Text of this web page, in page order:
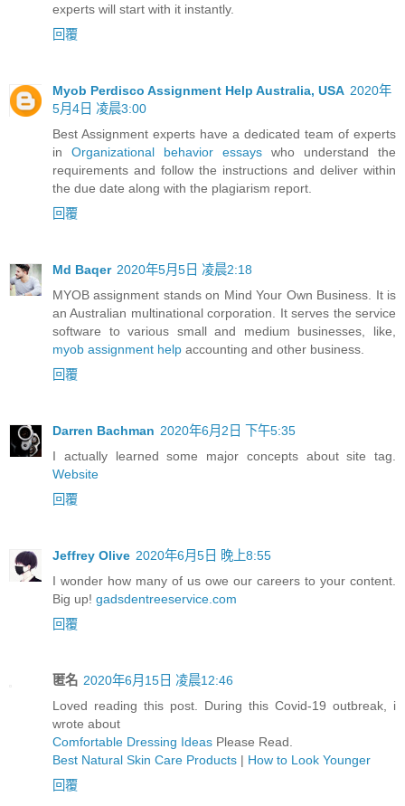
experts will start with it instantly.
回覆
Myob Perdisco Assignment Help Australia, USA 2020年
5月4日 凌晨3:00
Best Assignment experts have a dedicated team of experts
in Organizational behavior essays who understand the
requirements and follow the instructions and deliver within
the due date along with the plagiarism report.
回覆
Md Baqer 2020年5月5日 凌晨2:18
MYOB assignment stands on Mind Your Own Business. It is
an Australian multinational corporation. It serves the service
software to various small and medium businesses, like,
myob assignment help accounting and other business.
回覆
Darren Bachman 2020年6月2日 下午5:35
I actually learned some major concepts about site tag.
Website
回覆
Jeffrey Olive 2020年6月5日 晚上8:55
I wonder how many of us owe our careers to your content.
Big up! gadsdentreeservice.com
回覆
匿名 2020年6月15日 凌晨12:46
Loved reading this post. During this Covid-19 outbreak, i
wrote about
Comfortable Dressing Ideas Please Read.
Best Natural Skin Care Products | How to Look Younger
回覆